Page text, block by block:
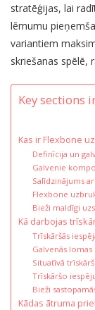
stratēģijas, lai
lēmumu
variantiem
skriešanas spēlē,
Key sections
Kas ir Flexbone
Definīcija un
Galvenie
Salīdzinājums
Flexbone
Bieži maldīgi
Kā darbojas
Trīskāršās
Galvenās
Situatīvā
Trīskāršo
Bieži
Kādas ātruma